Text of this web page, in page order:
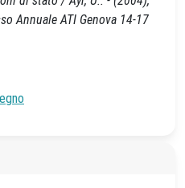
Annuale ATI Genova 14-17